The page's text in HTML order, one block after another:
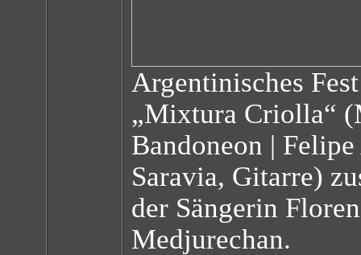
Argentinisches
„Mixtura Criolla“
Bandoneon |
Saravia, Gitarre)
der Sängerin
Medjurechan.